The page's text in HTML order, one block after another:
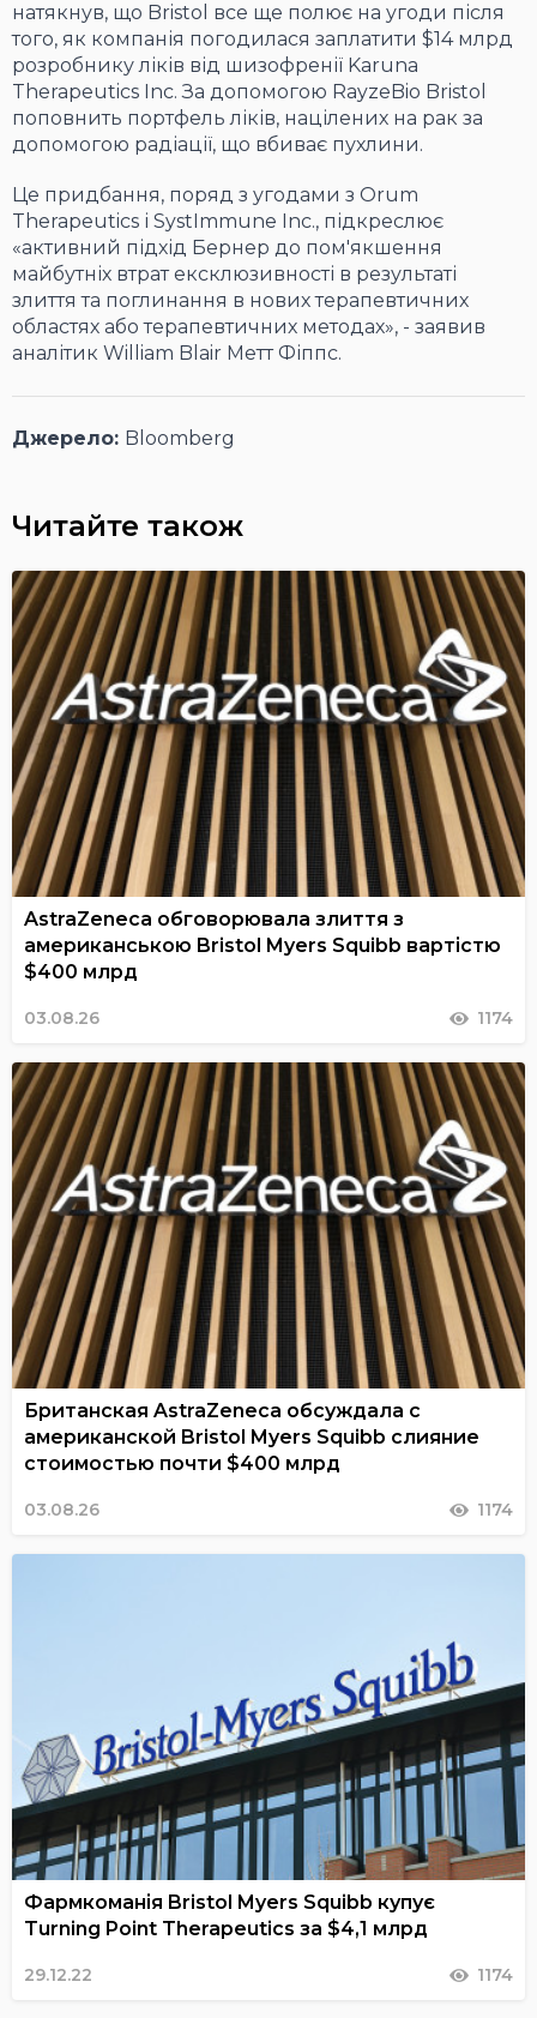
натякнув, що Bristol все ще полює на угоди після
того, як компанія погодилася заплатити $14 млрд
розробнику ліків від шизофренії Karuna
Therapeutics Inc. За допомогою RayzeBio Bristol
поповнить портфель ліків, націлених на рак за
допомогою радіації, що вбиває пухлини.
Це придбання, поряд з угодами з Orum
Therapeutics і SystImmune Inc., підкреслює
«активний підхід Бернер до пом'якшення
майбутніх втрат ексклюзивності в результаті
злиття та поглинання в нових терапевтичних
областях або терапевтичних методах», - заявив
аналітик William Blair Метт Фіппс.
Джерело: Bloomberg
Читайте також
AstraZeneca обговорювала злиття з
американською Bristol Myers Squibb вартістю
$400 млрд
03.08.26 1174
Британская AstraZeneca обсуждала с
американской Bristol Myers Squibb слияние
стоимостью почти $400 млрд
03.08.26 1174
Фармкоманія Bristol Myers Squibb купує
Turning Point Therapeutics за $4,1 млрд
29.12.22 1174